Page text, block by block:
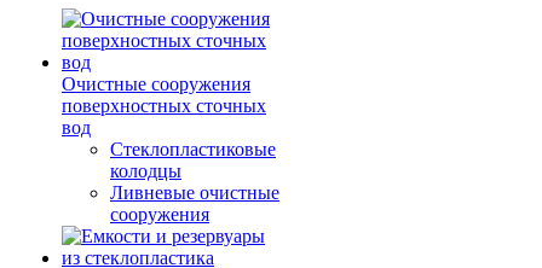
Очистные сооружения
поверхностных сточных
вод
Стеклопластиковые
колодцы
Ливневые очистные
сооружения